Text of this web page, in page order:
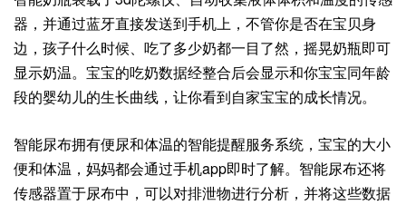
器，并通过蓝牙直接发送到手机上，不管你是否在宝贝身
边，孩子什么时候、吃了多少奶都一目了然，摇晃奶瓶即可
显示奶温。宝宝的吃奶数据经整合后会显示和你宝宝同年龄
段的婴幼儿的生长曲线，让你看到自家宝宝的成长情况。
智能尿布拥有便尿和体温的智能提醒服务系统，宝宝的大小
便和体温，妈妈都会通过手机app即时了解。智能尿布还将
传感器置于尿布中，可以对排泄物进行分析，并将这些数据